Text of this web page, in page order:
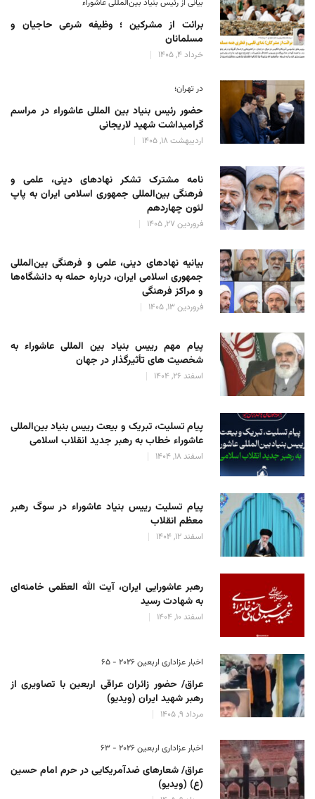
بیانی از رئیس بنیاد بین‌المللی عاشوراء
برائت از مشرکین ؛ وظیفه شرعی حاجیان و
مسلمانان
خرداد 4, 1405
در تهران؛
حضور رئیس بنیاد بین المللی عاشوراء در مراسم
گرامیداشت شهید لاریجانی
اردیبهشت 18, 1405
نامه مشترک تشکر نهادهای دینی، علمی و
فرهنگی بین‌المللی جمهوری اسلامی ایران به پاپ
لئون چهاردهم
فروردین 27, 1405
بیانیه نهادهای دینی، علمی و فرهنگی بین‌المللی
جمهوری اسلامی ایران، درباره حمله به دانشگاه‌ها
و مراکز فرهنگی
فروردین 13, 1405
پیام مهم رییس بنیاد بین المللی عاشوراء به
شخصیت های تأثیرگذار در جهان
اسفند 26, 1404
پیام تسلیت، تبریک و بیعت رییس بنیاد بین‌المللی
عاشوراء خطاب به رهبر جدید انقلاب اسلامی
اسفند 18, 1404
پیام تسلیت رییس بنیاد عاشوراء در سوگ رهبر
معظم انقلاب
اسفند 12, 1404
رهبر عاشورایی ایران، آیت الله العظمی خامنه‌ای
به شهادت رسید
اسفند 10, 1404
اخبار عزاداری اربعین ۲۰۲۶ - 65
عراق/ حضور زائران عراقی اربعین با تصاویری از
رهبر شهید ایران (ویدیو)
مرداد 9, 1405
اخبار عزاداری اربعین ۲۰۲۶ - 63
عراق/ شعارهای ضدآمریکایی در حرم امام حسین
(ع) (ویدیو)